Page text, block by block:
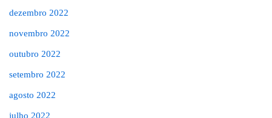
dezembro 2022
novembro 2022
outubro 2022
setembro 2022
agosto 2022
julho 2022